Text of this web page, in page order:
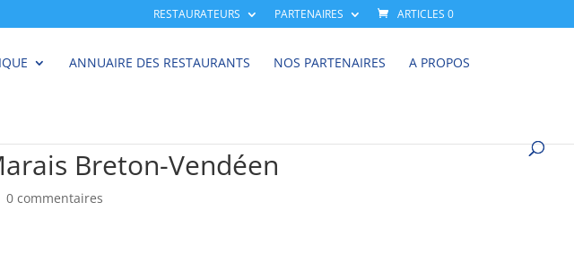
RESTAURATEURS PARTENAIRES ARTICLES 0
ANNUAIRE DES RESTAURANTS NOS PARTENAIRES A PROPOS
Breton-Vendéen
0 commentaires